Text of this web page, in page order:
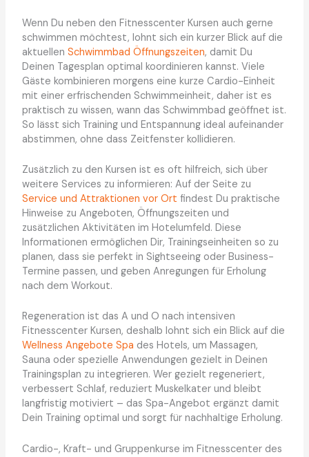
Wenn Du neben den Fitnesscenter Kursen auch gerne
schwimmen möchtest, lohnt sich ein kurzer Blick auf die
aktuellen Schwimmbad Öffnungszeiten, damit Du
Deinen Tagesplan optimal koordinieren kannst. Viele
Gäste kombinieren morgens eine kurze Cardio-Einheit
mit einer erfrischenden Schwimmeinheit, daher ist es
praktisch zu wissen, wann das Schwimmbad geöffnet ist.
So lässt sich Training und Entspannung ideal aufeinander
abstimmen, ohne dass Zeitfenster kollidieren.
Zusätzlich zu den Kursen ist es oft hilfreich, sich über
weitere Services zu informieren: Auf der Seite zu
Service und Attraktionen vor Ort findest Du praktische
Hinweise zu Angeboten, Öffnungszeiten und
zusätzlichen Aktivitäten im Hotelumfeld. Diese
Informationen ermöglichen Dir, Trainingseinheiten so zu
planen, dass sie perfekt in Sightseeing oder Business-
Termine passen, und geben Anregungen für Erholung
nach dem Workout.
Regeneration ist das A und O nach intensiven
Fitnesscenter Kursen, deshalb lohnt sich ein Blick auf die
Wellness Angebote Spa des Hotels, um Massagen,
Sauna oder spezielle Anwendungen gezielt in Deinen
Trainingsplan zu integrieren. Wer gezielt regeneriert,
verbessert Schlaf, reduziert Muskelkater und bleibt
langfristig motiviert – das Spa-Angebot ergänzt damit
Dein Training optimal und sorgt für nachhaltige Erholung.
Cardio-, Kraft- und Gruppenkurse im Fitnesscenter des